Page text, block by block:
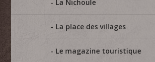
La Nichoule
La place des villages
Le magazine touristique